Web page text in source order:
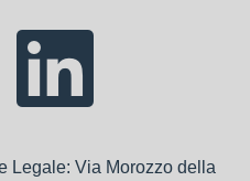
Legale: Via Morozzo della